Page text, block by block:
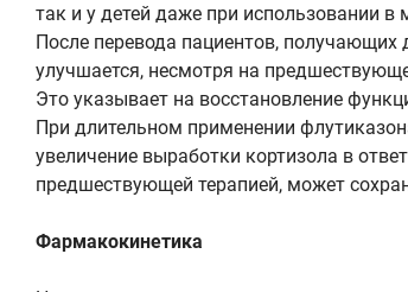
так и у детей даже при использовании
После перевода пациентов, получающих
улучшается, несмотря на
Это указывает на восстановление
При длительном применении
увеличение выработки кортизола в
предшествующей терапией, может
Фармакокинетика